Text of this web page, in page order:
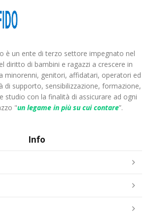
è un ente di terzo settore impegnato nel
diritto di bambini e ragazzi a crescere in
minorenni, genitori, affidatari, operatori ed
di supporto, sensibilizzazione, formazione,
studio con la finalità di assicurare ad ogni
"un legame in più su cui contare”.
Info